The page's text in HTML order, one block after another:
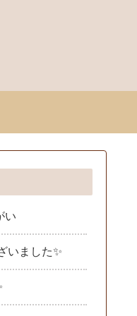
い
いました✨️